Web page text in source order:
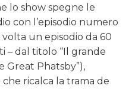
lo show spegne le
con l’episodio numero
un episodio da 60
– dal titolo “Il grande
Great Phatsby”),
ricalca la trama de